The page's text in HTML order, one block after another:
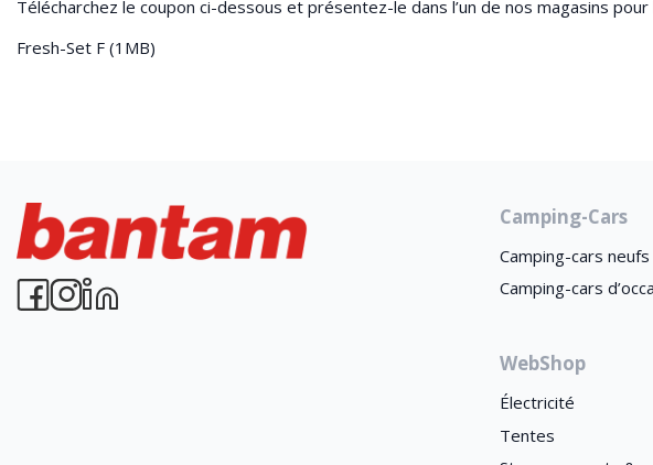
Télécharchez le coupon ci-dessous et présentez-le dans l’un de nos magasins
Fresh-Set F (1MB)
Camping-Cars
Camping-cars neufs
Camping-cars
WebShop
Électricité
Tentes